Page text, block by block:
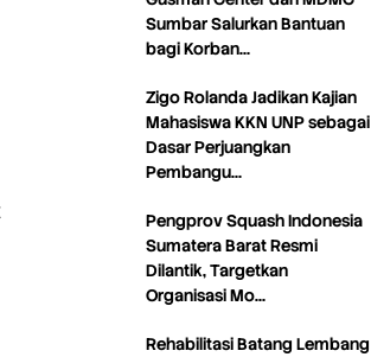
Sumbar Salurkan Bantuan
bagi Korban…
Zigo Rolanda Jadikan Kajian
Mahasiswa KKN UNP sebagai
Dasar Perjuangkan
Pembangu…
Pengprov Squash Indonesia
Sumatera Barat Resmi
Dilantik, Targetkan
Organisasi Mo…
Rehabilitasi Batang Lembang